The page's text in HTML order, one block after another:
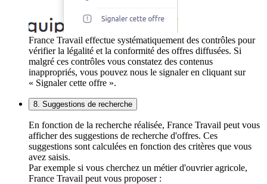
France Travail effectue systématiquement des contrôles pour
vérifier la légalité et la conformité des offres diffusées. Si
malgré ces contrôles vous constatez des contenus
inappropriés, vous pouvez nous le signaler en cliquant sur
« Signaler cette offre ».
8. Suggestions de recherche
En fonction de la recherche réalisée, France Travail peut vous
afficher des suggestions de recherche d'offres. Ces
suggestions sont calculées en fonction des critères que vous
avez saisis.
Par exemple si vous cherchez un métier d'ouvrier agricole,
France Travail peut vous proposer :